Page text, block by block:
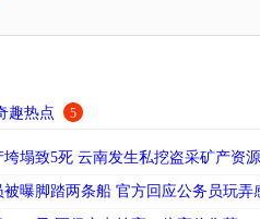
趣热点 5
塌致5死 云南发生私挖盗采矿产资
曝脚踏两条船 官方回应公务员玩弄